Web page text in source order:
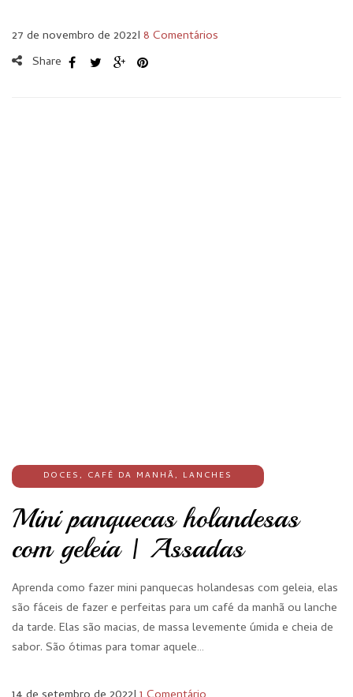
27 de novembro de 2022I 8 Comentários
Share
DOCES, CAFÉ DA MANHÃ, LANCHES
Mini panquecas holandesas
com geleia | Assadas
Aprenda como fazer mini panquecas holandesas com geleia, elas
são fáceis de fazer e perfeitas para um café da manhã ou lanche
da tarde. Elas são macias, de massa levemente úmida e cheia de
sabor. São ótimas para tomar aquele…